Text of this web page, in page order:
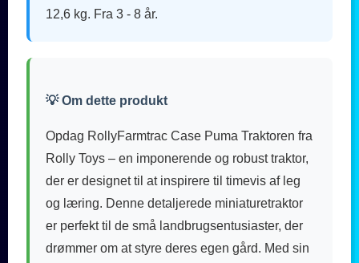
12,6 kg. Fra 3 - 8 år.
💡 Om dette produkt
Opdag RollyFarmtrac Case Puma Traktoren fra
Rolly Toys – en imponerende og robust traktor,
der er designet til at inspirere til timevis af leg
og læring. Denne detaljerede miniaturetraktor
er perfekt til de små landbrugsentusiaster, der
drømmer om at styre deres egen gård. Med sin